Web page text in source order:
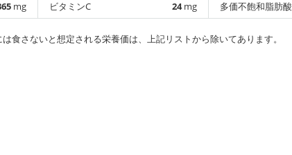
mg
ビタミンC
24mg
多価不飽和脂肪酸
食さないと想定される栄養価は、上記リストから除いてあります。